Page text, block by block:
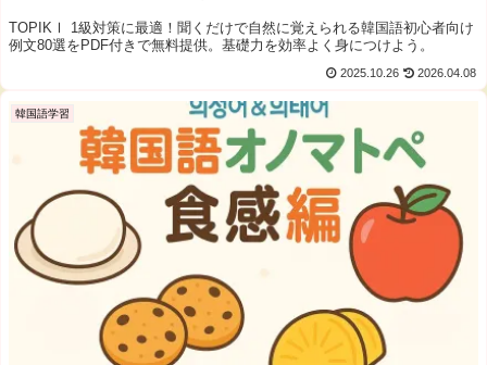
TOPIKⅠ 1級対策に最適！聞くだけで自然に覚えられる韓国語初心者向け
例文80選をPDF付きで無料提供。基礎力を効率よく身につけよう。
2025.10.26 2026.04.08
韓国語学習